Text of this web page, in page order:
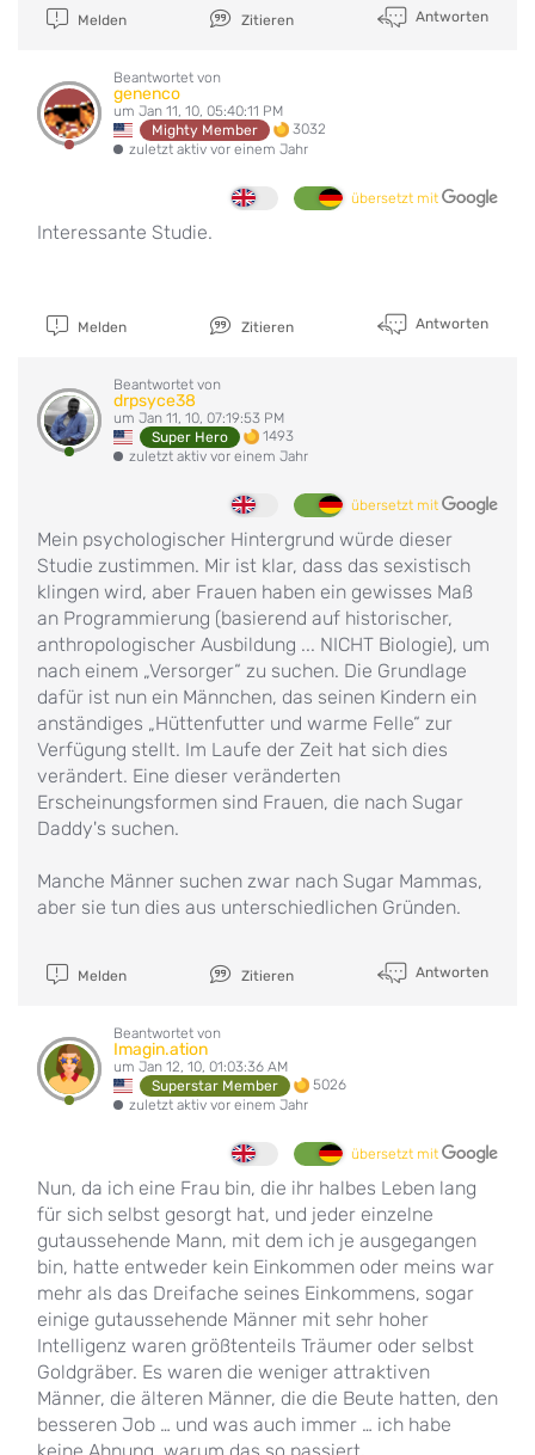
Melden Zitieren Antworten
Beantwortet von
genenco
um Jan 11, 10, 05:40:11 PM
Mighty Member
3032
zuletzt aktiv vor einem Jahr
übersetzt mit
Interessante Studie.
Melden Zitieren Antworten
Beantwortet von
drpsyce38
um Jan 11, 10, 07:19:53 PM
Super Hero
1493
zuletzt aktiv vor einem Jahr
übersetzt mit
Mein psychologischer Hintergrund würde dieser
Studie zustimmen. Mir ist klar, dass das sexistisch
klingen wird, aber Frauen haben ein gewisses Maß
an Programmierung (basierend auf historischer,
anthropologischer Ausbildung ... NICHT Biologie), um
nach einem „Versorger“ zu suchen. Die Grundlage
dafür ist nun ein Männchen, das seinen Kindern ein
anständiges „Hüttenfutter und warme Felle“ zur
Verfügung stellt. Im Laufe der Zeit hat sich dies
verändert. Eine dieser veränderten
Erscheinungsformen sind Frauen, die nach Sugar
Daddy's suchen.
Manche Männer suchen zwar nach Sugar Mammas,
aber sie tun dies aus unterschiedlichen Gründen.
Melden Zitieren Antworten
Beantwortet von
Imagin.ation
um Jan 12, 10, 01:03:36 AM
Superstar Member
5026
zuletzt aktiv vor einem Jahr
übersetzt mit
Nun, da ich eine Frau bin, die ihr halbes Leben lang
für sich selbst gesorgt hat, und jeder einzelne
gutaussehende Mann, mit dem ich je ausgegangen
bin, hatte entweder kein Einkommen oder meins war
mehr als das Dreifache seines Einkommens, sogar
einige gutaussehende Männer mit sehr hoher
Intelligenz waren größtenteils Träumer oder selbst
Goldgräber. Es waren die weniger attraktiven
Männer, die älteren Männer, die die Beute hatten, den
besseren Job … und was auch immer … ich habe